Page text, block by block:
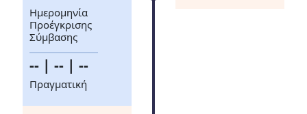
Ημερομηνία
Προέγκρισης
Σύμβασης
-- | -- | --
Πραγματική